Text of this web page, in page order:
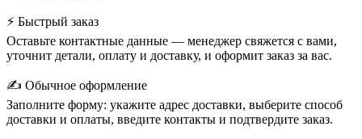
⚡ Быстрый заказ
Оставьте контактные данные — менеджер свяжется с вами,
уточнит детали, оплату и доставку, и оформит заказ за вас.
✍️ Обычное оформление
Заполните форму: укажите адрес доставки, выберите способ
доставки и оплаты, введите контакты и подтвердите заказ.